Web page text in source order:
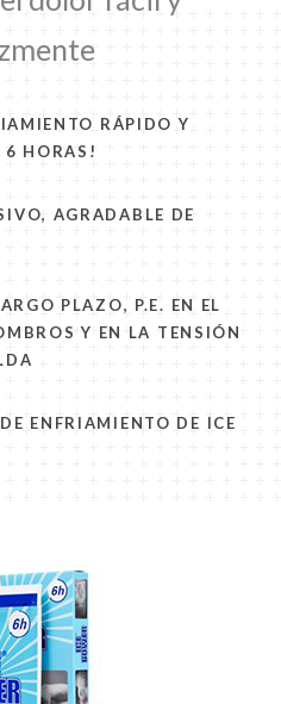
RÁPIDO Y
6 HORAS!
AGRADABLE DE
PLAZO, P.E. EN EL
Y EN LA TENSIÓN
ENFRIAMIENTO DE ICE